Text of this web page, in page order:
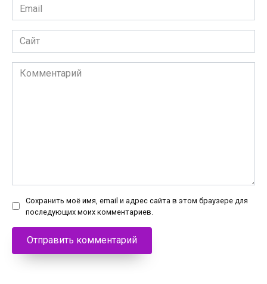
Email
*
Сайт
Комментарий
Сохранить моё имя, email и адрес сайта в этом браузере для
последующих моих комментариев.